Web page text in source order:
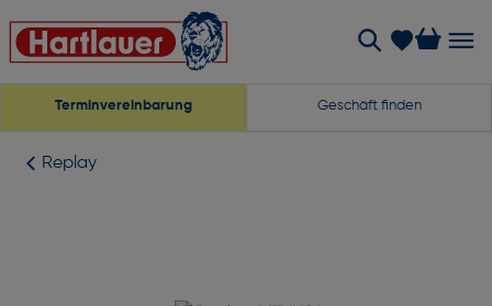
Terminvereinbarung Geschäft finden
Replay